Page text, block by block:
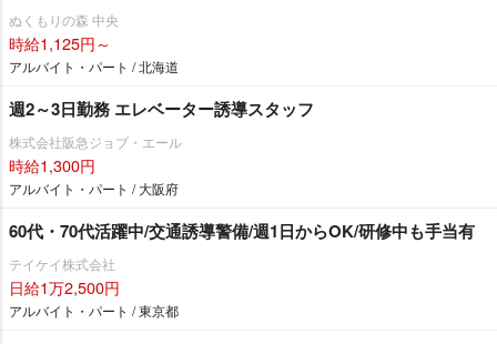
ぬくもりの森 中央
時給1,125円～
アルバイト・パート / 北海道
週2～3日勤務 エレベーター誘導スタッフ
株式会社阪急ジョブ・エール
時給1,300円
アルバイト・パート / 大阪府
60代・70代活躍中/交通誘導警備/週1日からOK/研修中も手当有
テイケイ株式会社
日給1万2,500円
アルバイト・パート / 東京都